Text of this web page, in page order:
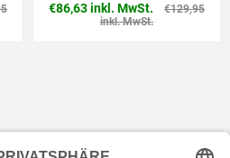
€86,63 inkl. MwSt.
€129,95
inkl. MwSt.